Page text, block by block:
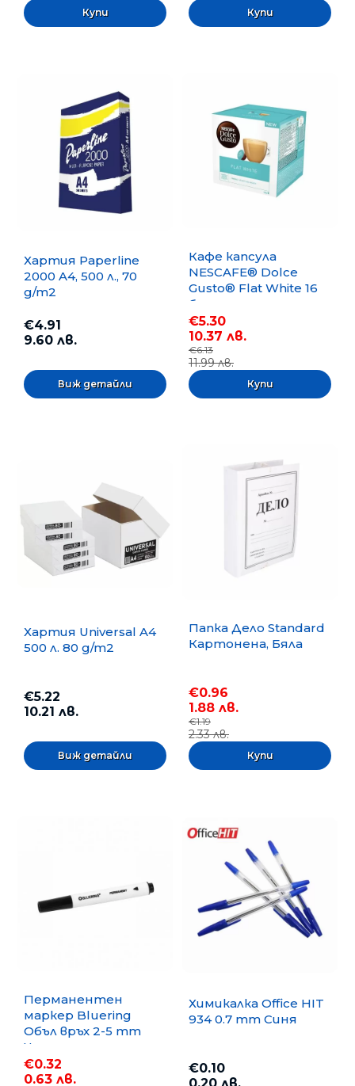
Хартия Paperline
2000 A4, 500 л., 70
g/m2
€4.91
9.60 лв.
Виж детайли
Кафе капсула
NESCAFE® Dolce
Gusto® Flat White 16
бр.
€5.30
10.37 лв.
€6.13
11.99 лв.
Хартия Universal A4
500 л. 80 g/m2
€5.22
10.21 лв.
Виж детайли
Папка Дело Standard
Картонена, Бяла
€0.96
1.88 лв.
€1.19
2.33 лв.
Перманентен
маркер Bluering
Объл връх 2-5 mm
Черен
€0.32
0.63 лв.
Химикалка Office HIT
934 0.7 mm Синя
€0.10